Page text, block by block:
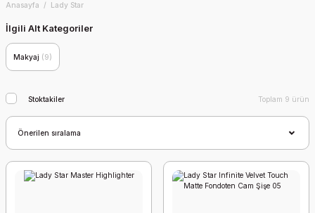
Anasayfa Lady Star
İlgili Alt Kategoriler
Makyaj (9)
Stoktakiler Toplam 9 ürün